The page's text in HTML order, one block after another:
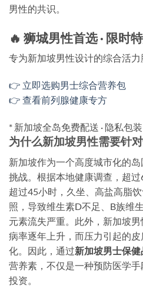
男性的共识。
🔥 狮城男性首选 · 限时
专为新加坡男性设计的综合活
👉 立即选购男士综合营养包
👉 查看前列腺健康专方
* 新加坡全岛免费配送 · 隐私包
为什么新加坡男性需要针
新加坡作为一个高度城市化的
挑战。根据本地健康调查，超
超过45小时，久坐、高盐高脂
照，导致维生素D不足、B族维
元素流失严重。此外，新加坡
病率逐年上升，而压力引起的
化。因此，通过新加坡男士保
营养素，不仅是一种预防医学
投资。